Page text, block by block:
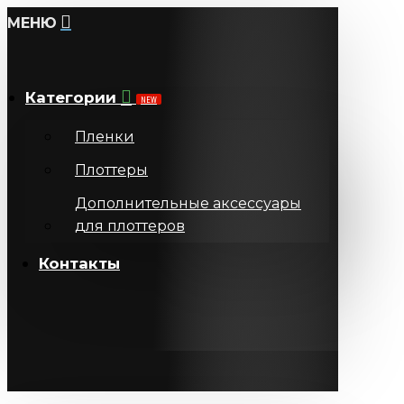
МЕНЮ
Категории NEW
Пленки
Плоттеры
Дополнительные аксессуары
для плоттеров
Контакты